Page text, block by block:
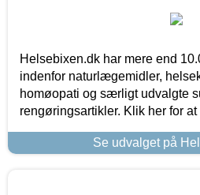
Helsebixen.dk har mere end
indenfor naturlægemidler,
homøopati og særligt udvalgte
rengøringsartikler. Klik her for
Se udvalget på